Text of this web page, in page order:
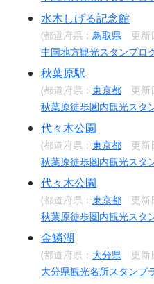
水木しげる記念館
(都道府県： 鳥取県 更新
中国地方観光スタンプロ
秋葉原駅
(都道府県： 東京都 更新
秋葉原徒歩圏内観光スタ
代々木公園
(都道府県： 東京都 更新
秋葉原徒歩圏内観光スタ
代々木公園
(都道府県： 東京都 更新
秋葉原徒歩圏内観光スタ
金鱗湖
(都道府県： 大分県 更新
大分県観光名所スタンプ